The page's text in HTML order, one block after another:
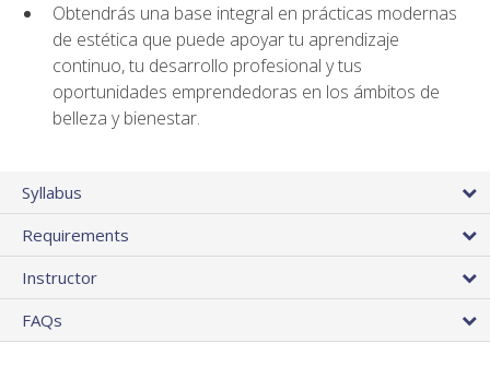
Obtendrás una base integral en prácticas modernas
de estética que puede apoyar tu aprendizaje
continuo, tu desarrollo profesional y tus
oportunidades emprendedoras en los ámbitos de
belleza y bienestar.
Syllabus
Requirements
Instructor
FAQs